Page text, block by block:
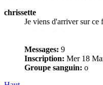
chrissette
Je viens d'arriver sur ce
Messages: 9
Inscription: Mer 18
Groupe sanguin: o